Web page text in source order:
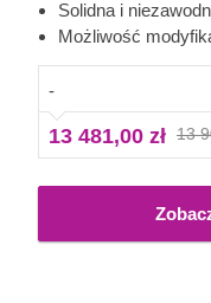
sprawiają, że ta
cennym elementem
Solidna i
Możliwość
-
13 481,00 zł 13